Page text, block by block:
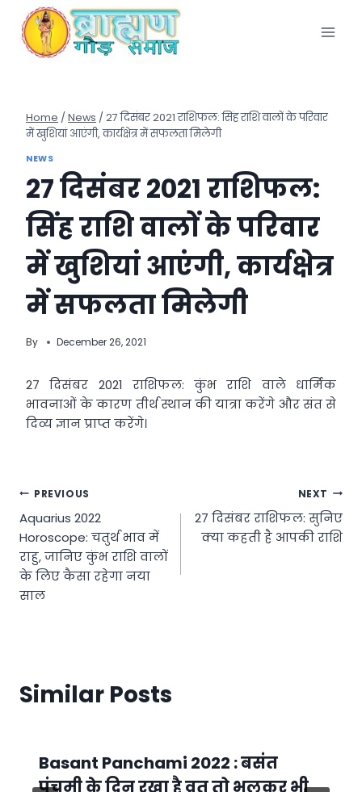
content
Home / News / 27 दिसंबर 2021 राशिफल: सिंह राशि वालों के परिवार
में खुशियां आएंगी, कार्यक्षेत्र में सफलता मिलेगी
NEWS
27 दिसंबर 2021 राशिफल:
सिंह राशि वालों के परिवार
में खुशियां आएंगी, कार्यक्षेत्र
में सफलता मिलेगी
By December 26, 2021
27 दिसंबर 2021 राशिफल: कुंभ राशि वाले धार्मिक
भावनाओं के कारण तीर्थ स्थान की यात्रा करेंगे और संत से
दिव्य ज्ञान प्राप्त करेंगे।
Post
navigation
PREVIOUS
Aquarius 2022
Horoscope: चतुर्थ भाव में
राहु, जानिए कुंभ राशि वालों
के लिए कैसा रहेगा नया
साल
NEXT
27 दिसंबर राशिफल: सुनिए
क्या कहती है आपकी राशि
Similar Posts
Basant Panchami 2022 : बसंत
पंचमी के दिन रखा है व्रत तो भूलकर भी